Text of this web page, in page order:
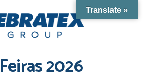
Feiras 2026
Translate »